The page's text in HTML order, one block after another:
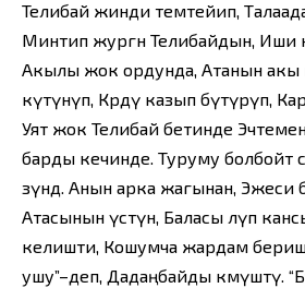
Телибай жинди темтейип,
Минтип жургөн Телибайдын, Иши
Акылы жок ордунда, Атанын акы
күтүнүп, Көрдү казып бүтүрүп,
Уят жок Телибай бетинде
барды кечинде. Туруму болбойт
өзүндө. Анын арка жагынан,
Атасынын үстүнө, Баласы өлүп
келишти, Кошумча жардам
ушу”–деп, Дадаңбайды көмүштү.